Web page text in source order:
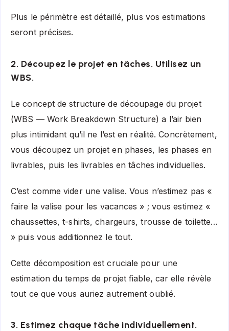
Plus le périmètre est détaillé, plus vos estimations
seront précises.
2. Découpez le projet en tâches. Utilisez un
WBS.
Le concept de structure de découpage du projet
(WBS — Work Breakdown Structure) a l’air bien
plus intimidant qu’il ne l’est en réalité. Concrètement,
vous découpez un projet en phases, les phases en
livrables, puis les livrables en tâches individuelles.
C’est comme vider une valise. Vous n’estimez pas «
faire la valise pour les vacances » ; vous estimez «
chaussettes, t-shirts, chargeurs, trousse de toilette…
» puis vous additionnez le tout.
Cette décomposition est cruciale pour une
estimation du temps de projet fiable, car elle révèle
tout ce que vous auriez autrement oublié.
3. Estimez chaque tâche individuellement.